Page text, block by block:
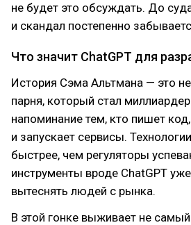
не будет это обсуждать. До
и скандал постепенно
Что значит ChatGPT для
История Сэма Альтмана — это
парня, который стал
напоминание тем, кто пишет
и запускает сервисы.
быстрее, чем регуляторы
инструменты вроде ChatGPT
вытеснять людей с рынка.
В этой гонке выживает не